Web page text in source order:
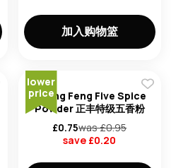
加入购物篮
lower
price
Zheng Feng Five Spice
Powder 正丰特级五香粉
£0.75was £0.95
save £0.20